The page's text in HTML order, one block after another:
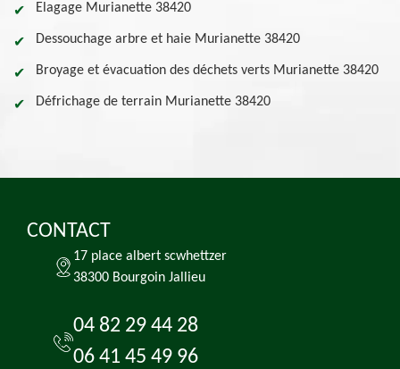
Elagage Murianette 38420
Dessouchage arbre et haie Murianette 38420
Broyage et évacuation des déchets verts Murianette 38420
Défrichage de terrain Murianette 38420
CONTACT
17 place albert scwhettzer
38300 Bourgoin Jallieu
04 82 29 44 28
06 41 45 49 96